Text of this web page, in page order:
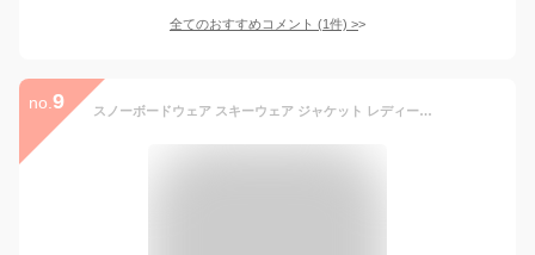
全てのおすすめコメント (1件) >
no. 9 スノーボードウェア スキーウェア ジャケット レディース スノボウェア スノボーウェア スノーウェア ボードウェア スノーボード スキー スノボ スノボー スノー ボード ウェア おしゃれ かわいい 送料無料 2023-2024 新作